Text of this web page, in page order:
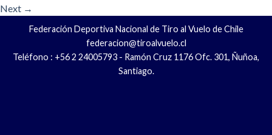
Next →
Federación Deportiva Nacional de Tiro al Vuelo de Chile
federacion@tiroalvuelo.cl
Teléfono : +56 2 24005793 - Ramón Cruz 1176 Ofc. 301, Ñuñoa,
Santiago.